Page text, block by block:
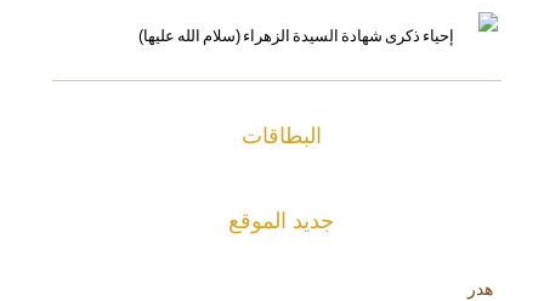
البطاقات
جديد الموقع
هدر